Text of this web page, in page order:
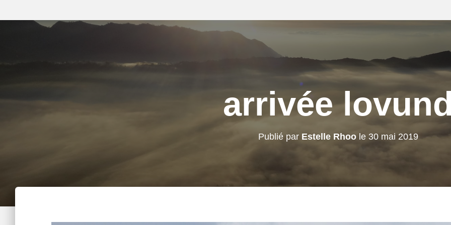
arrivée
Publié par Estelle Rhoo le 30 mai 2019